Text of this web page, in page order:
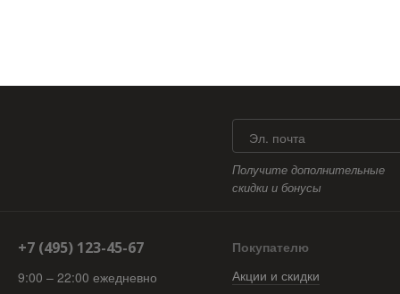
Эл. почта
Получите дополнительные
скидки и бонусы
+7 (495) 123-45-67
9:00 – 22:00 ежедневно
Покупателю
Акции и скидки